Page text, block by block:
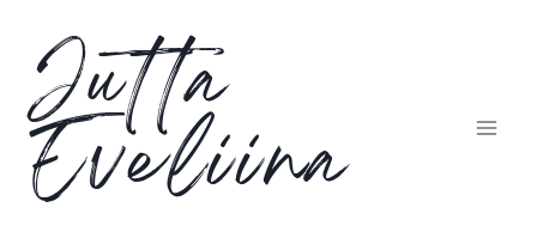
sisältöön
Jutta
Eveliina